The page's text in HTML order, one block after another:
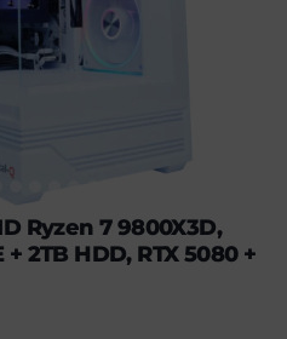
Ryzen 7 9800X3D,
2TB HDD, RTX 5080 +